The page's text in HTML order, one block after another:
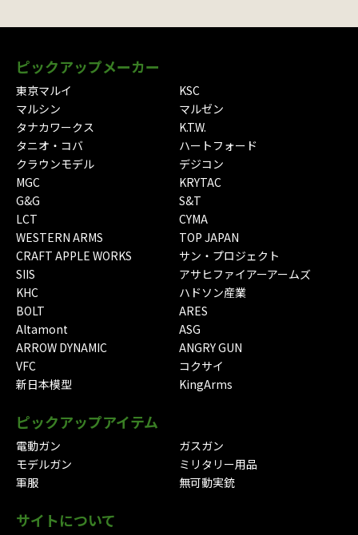
ピックアップメーカー
東京マルイ
KSC
マルシン
マルゼン
タナカワークス
K.T.W.
タニオ・コバ
ハートフォード
クラウンモデル
デジコン
MGC
KRYTAC
G&G
S&T
LCT
CYMA
WESTERN ARMS
TOP JAPAN
CRAFT APPLE WORKS
サン・プロジェクト
SIIS
アサヒファイアーアームズ
KHC
ハドソン産業
BOLT
ARES
Altamont
ASG
ARROW DYNAMIC
ANGRY GUN
VFC
コクサイ
新日本模型
KingArms
ピックアップアイテム
電動ガン
ガスガン
モデルガン
ミリタリー用品
軍服
無可動実銃
サイトについて